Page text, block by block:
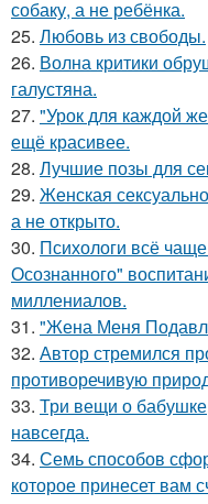
собаку, а не ребёнка.
25. Любовь из свободы.
26. Волна критики
галустяна.
27. "Урок для каждой
ещё красивее.
28. Лучшие позы для
29. Женская
а не открыто.
30. Психологи всё
Осознанного"
миллениалов.
31. "Жена Меня
32. Автор стремился
противоречивую
33. Три вещи о
навсегда.
34. Семь способов
которое принесет вам